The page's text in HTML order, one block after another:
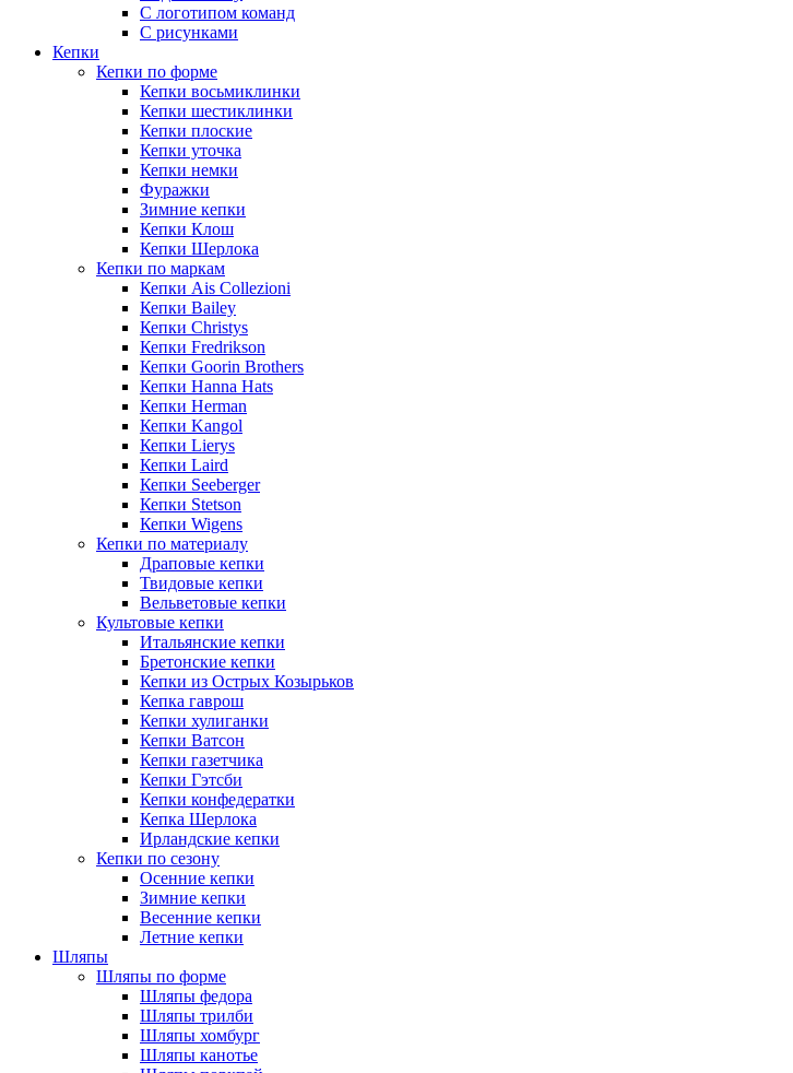
С логотипом команд
С рисунками
Кепки
Кепки по форме
Кепки восьмиклинки
Кепки шестиклинки
Кепки плоские
Кепки уточка
Кепки немки
Фуражки
Зимние кепки
Кепки Клош
Кепки Шерлока
Кепки по маркам
Кепки Ais Collezioni
Кепки Bailey
Кепки Christys
Кепки Fredrikson
Кепки Goorin Brothers
Кепки Hanna Hats
Кепки Herman
Кепки Kangol
Кепки Lierys
Кепки Laird
Кепки Seeberger
Кепки Stetson
Кепки Wigens
Кепки по материалу
Драповые кепки
Твидовые кепки
Вельветовые кепки
Культовые кепки
Итальянские кепки
Бретонские кепки
Кепки из Острых Козырьков
Кепка гаврош
Кепки хулиганки
Кепки Ватсон
Кепки газетчика
Кепки Гэтсби
Кепки конфедератки
Кепка Шерлока
Ирландские кепки
Кепки по сезону
Осенние кепки
Зимние кепки
Весенние кепки
Летние кепки
Шляпы
Шляпы по форме
Шляпы федора
Шляпы трилби
Шляпы хомбург
Шляпы канотье